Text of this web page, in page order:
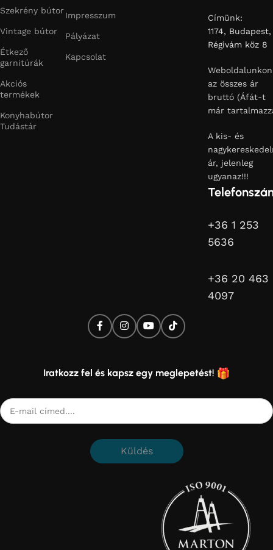
Szekrény bútor
Vintage bútor
Étkező
garnitúrák
Akciós
termékek
Konyhabútor
Tudástár
Impresszum
Pályázat
Kapcsolat
Címünk:
1174, Budapest,
Régivám köz 8
Weboldalunkon
az összes ár
bruttó (Áfát-t
már
A kis- és
ár, jelenleg
ugyanaz!!!
+36 1 253
5636
+36 20 463
4097
Iratkozz fel és kapsz egy meglepetést!
Küldés